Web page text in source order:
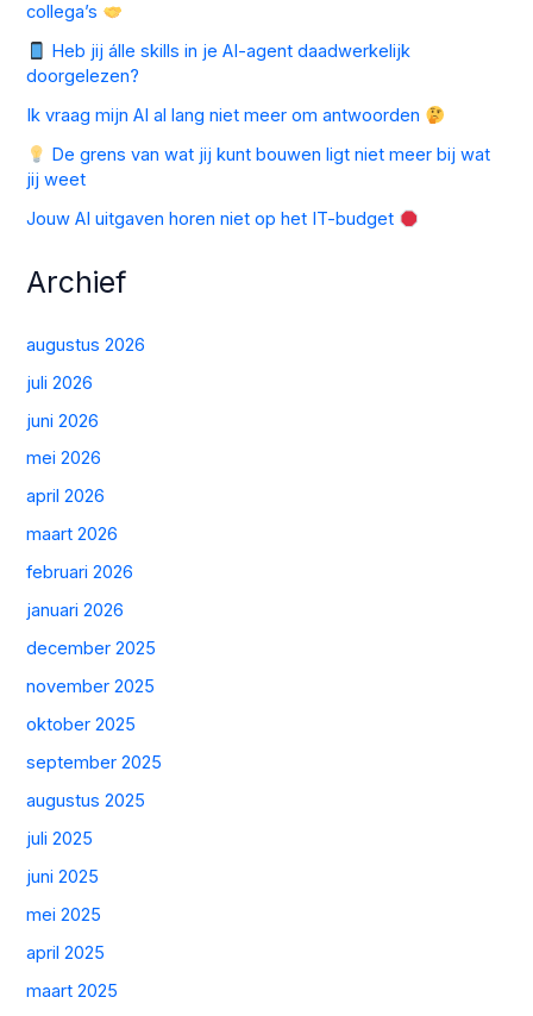
collega’s
Heb jij álle skills in je AI-agent daadwerkelijk
doorgelezen?
Ik vraag mijn AI al lang niet meer om antwoorden
De grens van wat jij kunt bouwen ligt niet meer bij wat
jij weet
Jouw AI uitgaven horen niet op het IT-budget
Archief
augustus 2026
juli 2026
juni 2026
mei 2026
april 2026
maart 2026
februari 2026
januari 2026
december 2025
november 2025
oktober 2025
september 2025
augustus 2025
juli 2025
juni 2025
mei 2025
april 2025
maart 2025